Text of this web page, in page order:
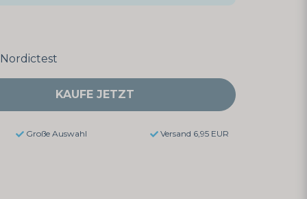
Nordictest
KAUFE JETZT
Große Auswahl Versand 6,95 EUR